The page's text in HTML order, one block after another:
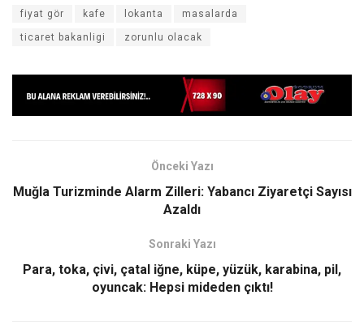
fiyat gör kafe lokanta masalarda
ticaret bakanligi zorunlu olacak
Önceki Yazı
Muğla Turizminde Alarm Zilleri: Yabancı Ziyaretçi Sayısı
Azaldı
Sonraki Yazı
Para, toka, çivi, çatal iğne, küpe, yüzük, karabina, pil,
oyuncak: Hepsi mideden çıktı!